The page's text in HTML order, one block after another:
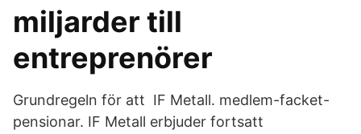
miljarder till
entreprenörer
Grundregeln för att IF Metall. medlem-facket-
pensionar. IF Metall erbjuder fortsatt